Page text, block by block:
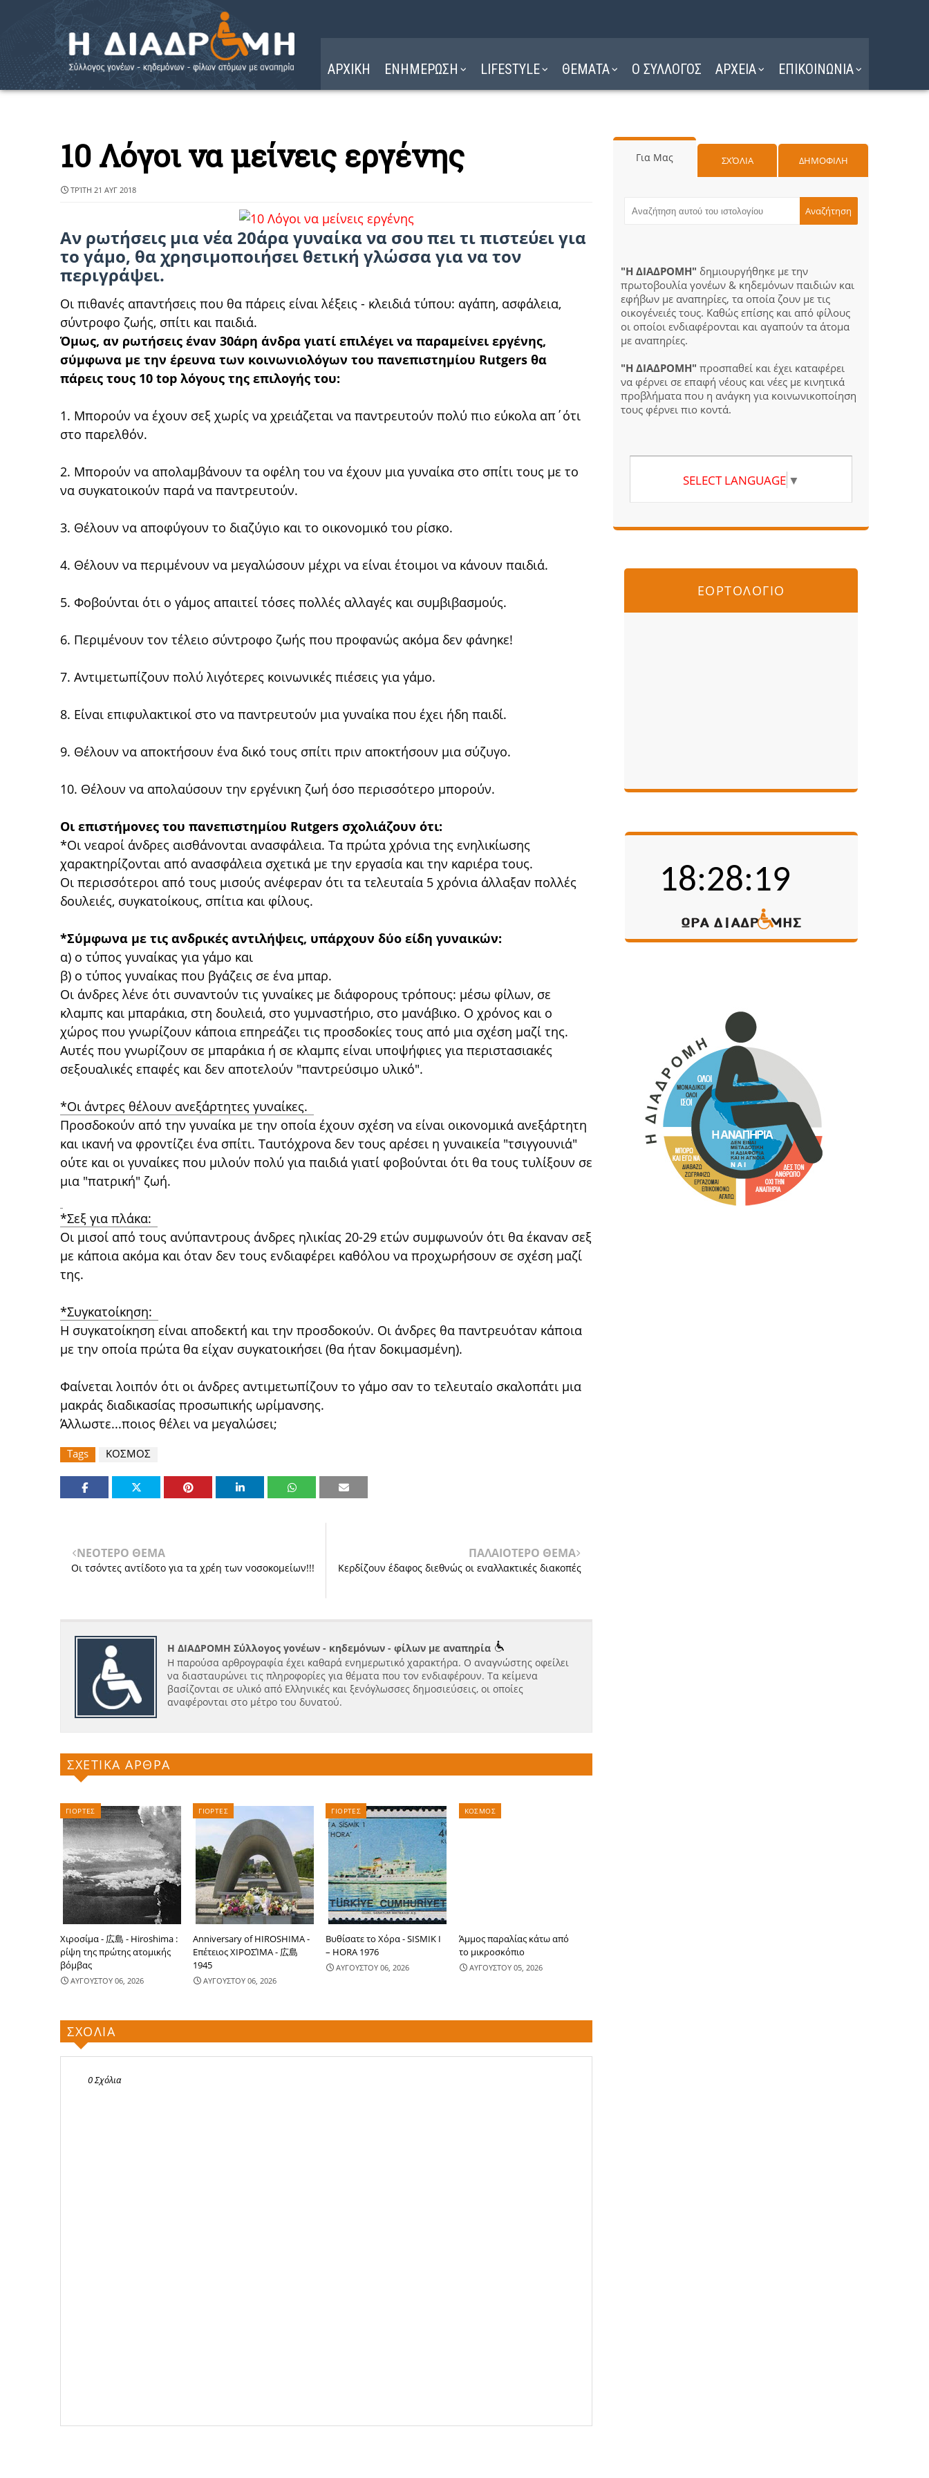
ΑΡΧΙΚΗ ΕΝΗΜΕΡΩΣΗ LIFESTYLE ΘΕΜΑΤΑ Ο ΣΥΛΛΟΓΟΣ ΑΡΧΕΙΑ ΕΠΙΚΟΙΝΩΝΙΑ
10 Λόγοι να μείνεις εργένης
ΤΡΊΤΗ 21 ΑΥΓ 2018
Αν ρωτήσεις μια νέα 20άρα γυναίκα να σου πει τι πιστεύει για
το γάμο, θα χρησιμοποιήσει θετική γλώσσα για να τον
περιγράψει.
Οι πιθανές απαντήσεις που θα πάρεις είναι λέξεις - κλειδιά τύπου: αγάπη, ασφάλεια,
σύντροφο ζωής, σπίτι και παιδιά.
Όμως, αν ρωτήσεις έναν 30άρη άνδρα γιατί επιλέγει να παραμείνει εργένης,
σύμφωνα με την έρευνα των κοινωνιολόγων του πανεπιστημίου Rutgers θα
πάρεις τους 10 top λόγους της επιλογής του:
1. Μπορούν να έχουν σεξ χωρίς να χρειάζεται να παντρευτούν πολύ πιο εύκολα απ΄ότι
στο παρελθόν.
2. Μπορούν να απολαμβάνουν τα οφέλη του να έχουν μια γυναίκα στο σπίτι τους με το
να συγκατοικούν παρά να παντρευτούν.
3. Θέλουν να αποφύγουν το διαζύγιο και το οικονομικό του ρίσκο.
4. Θέλουν να περιμένουν να μεγαλώσουν μέχρι να είναι έτοιμοι να κάνουν παιδιά.
5. Φοβούνται ότι ο γάμος απαιτεί τόσες πολλές αλλαγές και συμβιβασμούς.
6. Περιμένουν τον τέλειο σύντροφο ζωής που προφανώς ακόμα δεν φάνηκε!
7. Αντιμετωπίζουν πολύ λιγότερες κοινωνικές πιέσεις για γάμο.
8. Είναι επιφυλακτικοί στο να παντρευτούν μια γυναίκα που έχει ήδη παιδί.
9. Θέλουν να αποκτήσουν ένα δικό τους σπίτι πριν αποκτήσουν μια σύζυγο.
10. Θέλουν να απολαύσουν την εργένικη ζωή όσο περισσότερο μπορούν.
Οι επιστήμονες του πανεπιστημίου Rutgers σχολιάζουν ότι:
*Οι νεαροί άνδρες αισθάνονται ανασφάλεια. Τα πρώτα χρόνια της ενηλικίωσης
χαρακτηρίζονται από ανασφάλεια σχετικά με την εργασία και την καριέρα τους.
Οι περισσότεροι από τους μισούς ανέφεραν ότι τα τελευταία 5 χρόνια άλλαξαν πολλές
δουλειές, συγκατοίκους, σπίτια και φίλους.
*Σύμφωνα με τις ανδρικές αντιλήψεις, υπάρχουν δύο είδη γυναικών:
α) ο τύπος γυναίκας για γάμο και
β) ο τύπος γυναίκας που βγάζεις σε ένα μπαρ.
Οι άνδρες λένε ότι συναντούν τις γυναίκες με διάφορους τρόπους: μέσω φίλων, σε
κλαμπς και μπαράκια, στη δουλειά, στο γυμναστήριο, στο μανάβικο. Ο χρόνος και ο
χώρος που γνωρίζουν κάποια επηρεάζει τις προσδοκίες τους από μια σχέση μαζί της.
Αυτές που γνωρίζουν σε μπαράκια ή σε κλαμπς είναι υποψήφιες για περιστασιακές
σεξουαλικές επαφές και δεν αποτελούν "παντρεύσιμο υλικό".
*Οι άντρες θέλουν ανεξάρτητες γυναίκες.
Προσδοκούν από την γυναίκα με την οποία έχουν σχέση να είναι οικονομικά ανεξάρτητη
και ικανή να φροντίζει ένα σπίτι. Ταυτόχρονα δεν τους αρέσει η γυναικεία "τσιγγουνιά"
ούτε και οι γυναίκες που μιλούν πολύ για παιδιά γιατί φοβούνται ότι θα τους τυλίξουν σε
μια "πατρική" ζωή.
*Σεξ για πλάκα:
Οι μισοί από τους ανύπαντρους άνδρες ηλικίας 20-29 ετών συμφωνούν ότι θα έκαναν σεξ
με κάποια ακόμα και όταν δεν τους ενδιαφέρει καθόλου να προχωρήσουν σε σχέση μαζί
της.
*Συγκατοίκηση:
Η συγκατοίκηση είναι αποδεκτή και την προσδοκούν. Οι άνδρες θα παντρευόταν κάποια
με την οποία πρώτα θα είχαν συγκατοικήσει (θα ήταν δοκιμασμένη).
Φαίνεται λοιπόν ότι οι άνδρες αντιμετωπίζουν το γάμο σαν το τελευταίο σκαλοπάτι μια
μακράς διαδικασίας προσωπικής ωρίμανσης.
Άλλωστε...ποιος θέλει να μεγαλώσει;
Tags ΚΟΣΜΟΣ
ΝΕΟΤΕΡΟ ΘΕΜΑ
Οι τσόντες αντίδοτο για τα χρέη των νοσοκομείων!!!
ΠΑΛΑΙΟΤΕΡΟ ΘΕΜΑ
Κερδίζουν έδαφος διεθνώς οι εναλλακτικές διακοπές
Η ΔΙΑΔΡΟΜΗ Σύλλογος γονέων - κηδεμόνων - φίλων με αναπηρία
Η παρούσα αρθρογραφία έχει καθαρά ενημερωτικό χαρακτήρα. Ο αναγνώστης οφείλει
να διασταυρώνει τις πληροφορίες για θέματα που τον ενδιαφέρουν. Τα κείμενα
βασίζονται σε υλικό από Ελληνικές και ξενόγλωσσες δημοσιεύσεις, οι οποίες
αναφέρονται στο μέτρο του δυνατού.
ΣΧΕΤΙΚΑ ΑΡΘΡΑ
ΓΙΟΡΤΕΣ
Χιροσίμα - 広島 - Hiroshima :
ρίψη της πρώτης ατομικής
βόμβας
ΑΥΓΟΥΣΤΟΥ 06, 2026
ΓΙΟΡΤΕΣ
Anniversary of HIROSHIMA -
Επέτειος ΧΙΡΟΣΊΜΑ - 広島
1945
ΑΥΓΟΥΣΤΟΥ 06, 2026
ΓΙΟΡΤΕΣ
Βυθίσατε το Χόρα - SISMIK I
– HORA 1976
ΑΥΓΟΥΣΤΟΥ 06, 2026
ΚΟΣΜΟΣ
Άμμος παραλίας κάτω από
το μικροσκόπιο
ΑΥΓΟΥΣΤΟΥ 05, 2026
ΣΧΟΛΙΑ
0 Σχόλια
Για Μας ΣΧΌΛΙΑ ΔΗΜΟΦΙΛΗ
"Η ΔΙΑΔΡΟΜΗ" δημιουργήθηκε με την
πρωτοβουλία γονέων & κηδεμόνων παιδιών και
εφήβων με αναπηρίες, τα οποία ζουν με τις
οικογένειές τους. Καθώς επίσης και από φίλους
οι οποίοι ενδιαφέρονται και αγαπούν τα άτομα
με αναπηρίες.
"Η ΔΙΑΔΡΟΜΗ" προσπαθεί και έχει καταφέρει
να φέρνει σε επαφή νέους και νέες με κινητικά
προβλήματα που η ανάγκη για κοινωνικοποίηση
τους φέρνει πιο κοντά.
SELECT LANGUAGE ▼
ΕΟΡΤΟΛΟΓΙΟ